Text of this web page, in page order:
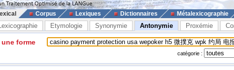
Corpus Lexiques Dictionnaires Métalexicographie
Etymologie Synonymie Antonymie Proxémie
une forme
catégorie :